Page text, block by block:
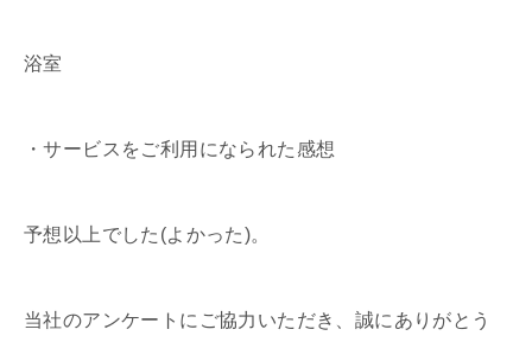
浴室
・サービスをご利用になられた感想
予想以上でした(よかった)。
当社のアンケートにご協力いただき、誠にありがとう